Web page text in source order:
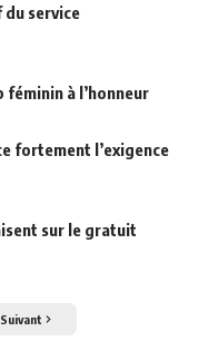
du service
féminin à l’honneur
fortement l’exigence
sur le gratuit
Suivant